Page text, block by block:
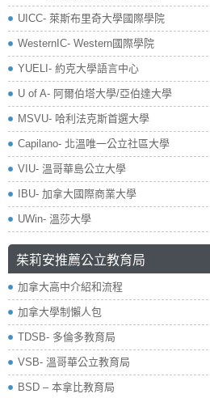
UICC- 萊斯布里奇大學國際學院
WesternIC- Western國際學院
YUELI- 約克大學語言中心
U of A- 阿爾伯塔大學/亞伯達大學
MSVU- 哈利法克斯首選大學
Capilano- 北溫唯一公立社區大學
VIU- 溫哥華島公立大學
IBU- 加拿大國際商業大學
UWin- 溫莎大學
茱莉安推薦公立教育局
加拿大高中介紹和流程
加拿大學制懶人包
TDSB- 多倫多教育局
VSB- 溫哥華公立教育局
BSD – 本拿比教育局